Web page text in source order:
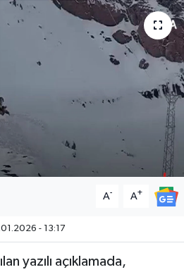
A- A+
- 13:17
yazılı açıklamada,